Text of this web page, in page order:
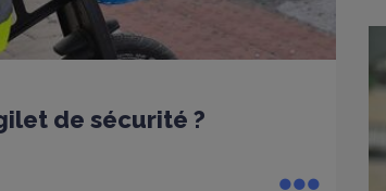
de sécurité ?